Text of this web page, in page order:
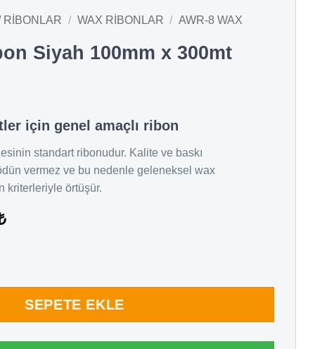
RIBONLAR / WAX RIBONLAR / AWR-8 WAX
Siyah 100mm x 300mt
için genel amaçlı ribon
standart ribonudur. Kalite ve baskı
vermez ve bu nedenle geleneksel wax
kriterleriyle örtüşür.
Şu
SEPETE EKLE